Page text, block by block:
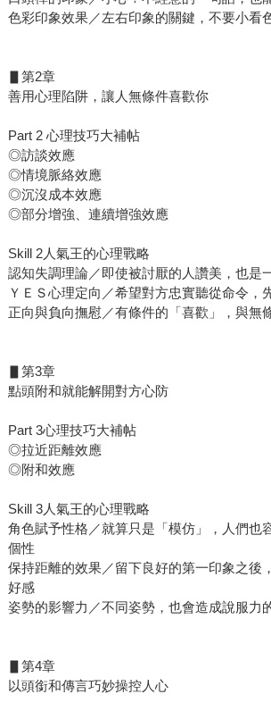
色彩印象效果／左右印象的關鍵，不要小看
▋第2章
善用心理陷阱，讓人無條件喜歡你
Part 2 心理技巧大補帖
◎訪談效應
◎情境脈絡效應
◎沉沒成本效應
◎部分增強、連續增強效應
Skill 2人氣王的心理戰略
認知失調理論／即使被討厭的人讚美，也是
ＹＥＳ心理定向／希望對方忠實聽從命令，
正向與負向撫慰／有條件的「喜歡」，與無
▋第3章
點頭附和就能解開對方心防
Part 3心理技巧大補帖
◎拉近距離效應
◎附和效應
Skill 3人氣王的心理戰略
角色賦予性格／就算只是「模仿」，人們也
個性
保持距離的效果／留下良好的第一印象之後
好感
姿勢的影響力／不同姿勢，也會造成說服力
▋第4章
以頭銜和傳言巧妙操控人心